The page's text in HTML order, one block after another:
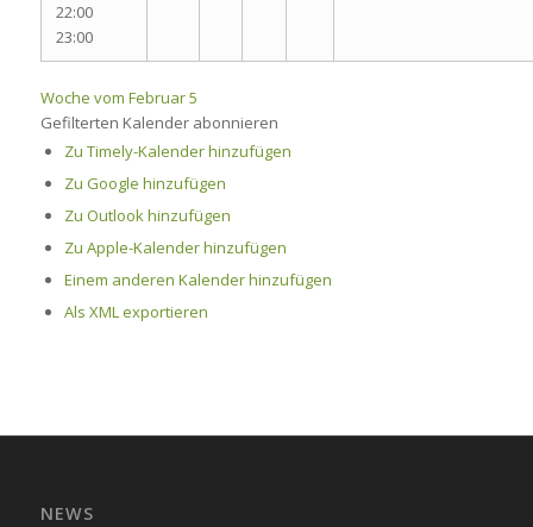
22:00
23:00
Woche vom Februar 5
Gefilterten Kalender abonnieren
Zu Timely-Kalender hinzufügen
Zu Google hinzufügen
Zu Outlook hinzufügen
Zu Apple-Kalender hinzufügen
Einem anderen Kalender hinzufügen
Als XML exportieren
NEWS